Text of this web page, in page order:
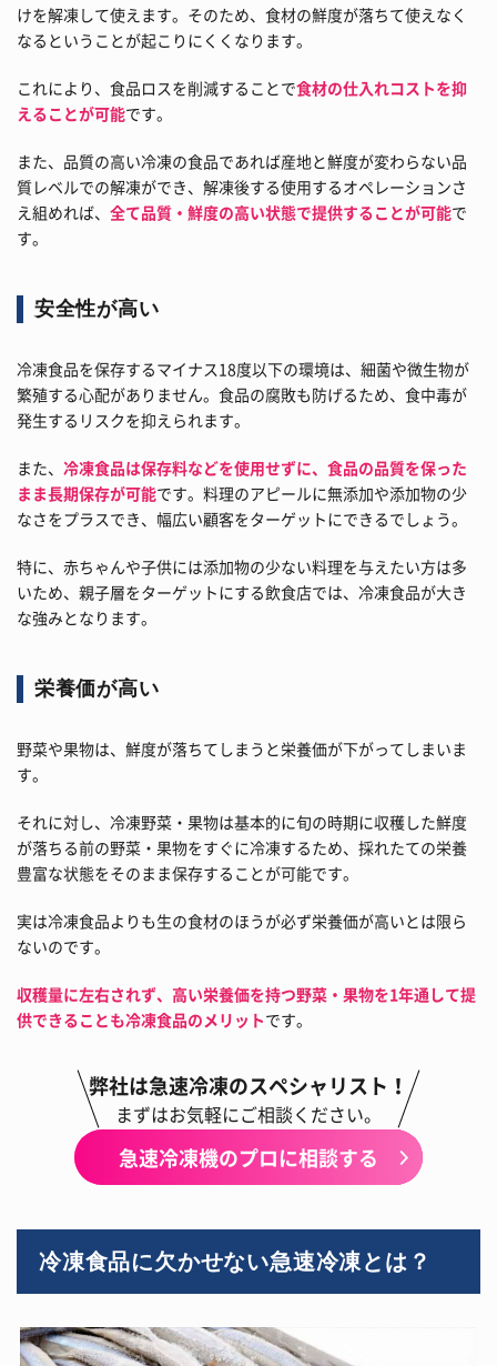
けを解凍して使えます。そのため、食材の鮮度が落ちて使えなく
なるということが起こりにくくなります。
これにより、食品ロスを削減することで食材の仕入れコストを抑
えることが可能です。
また、品質の高い冷凍の食品であれば産地と鮮度が変わらない品
質レベルでの解凍ができ、解凍後する使用するオペレーションさ
え組めれば、 全て品質・鮮度の高い状態で提供することが可能で
す。
安全性が高い
冷凍食品を保存するマイナス18度以下の環境は、細菌や微生物が
繁殖する心配がありません。食品の腐敗も防げるため、食中毒が
発生するリスクを抑えられます。
また、 冷凍食品は保存料などを使用せずに、食品の品質を保った
まま長期保存が可能です。料理のアピールに無添加や添加物の少
なさをプラスでき、幅広い顧客をターゲットにできるでしょう。
特に、赤ちゃんや子供には添加物の少ない料理を与えたい方は多
いため、親子層をターゲットにする飲食店では、冷凍食品が大き
な強みとなります。
栄養価が高い
野菜や果物は、鮮度が落ちてしまうと栄養価が下がってしまいま
す。
それに対し、冷凍野菜・果物は基本的に旬の時期に収穫した鮮度
が落ちる前の野菜・果物をすぐに冷凍するため、採れたての栄養
豊富な状態をそのまま保存することが可能です。
実は冷凍食品よりも生の食材のほうが必ず栄養価が高いとは限ら
ないのです。
収穫量に左右されず、高い栄養価を持つ野菜・果物を1年通して提
供できることも冷凍食品のメリットです。
弊社は急速冷凍のスペシャリスト！
まずはお気軽にご相談ください。
急速冷凍機のプロに相談する
冷凍食品に欠かせない急速冷凍とは？